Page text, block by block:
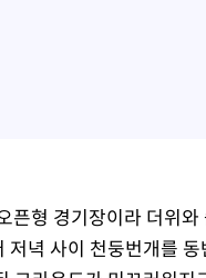
픈형 경기장이라 더위
녁 사이 천둥번개를